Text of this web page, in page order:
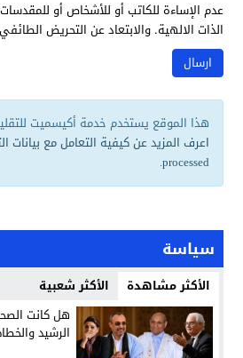
عدم الإساءة للكاتب أو للأشخاص أو
الذات الالهية. والابتعاد عن التحريض
هذا الموقع يستخدم خدمة أكيسميت
اعرف المزيد عن كيفية التعامل مع بيانات
processed
.
سياسة
الأكثر مشاهدة الأكثر شعبية
هل كانت
الرشيد